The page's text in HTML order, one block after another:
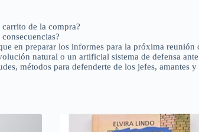
de la compra?
en preparar los informes para la próxima reunión
natural o un artificial sistema de defensa
métodos para defenderte de los jefes, amantes